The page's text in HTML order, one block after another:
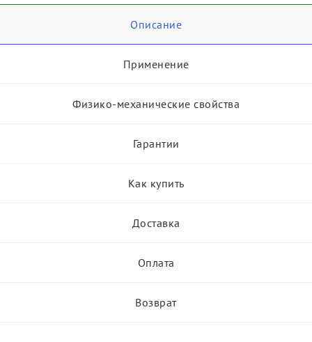
Описание
Применение
Физико-механические свойства
Гарантии
Как купить
Доставка
Оплата
Возврат